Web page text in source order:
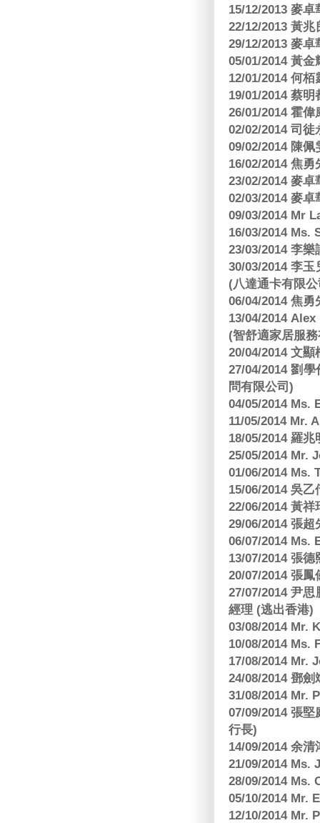
15/12/2013 麥
22/12/2013 黃
29/12/2013 麥
05/01/2014 黃
12/01/2014 何
19/01/2014 蔡
26/01/2014 霍
02/02/2014 司
09/02/2014 陳
16/02/2014 焦
23/02/2014 麥
02/03/2014 麥
09/03/2014 Mr
16/03/2014 Ms.
23/03/2014 李
30/03/2014 李
(八達通卡有限
06/04/2014 焦
13/04/2014
(智舒適家居服
20/04/2014 文
27/04/2014 劉
問有限公司)
04/05/2014 Ms.
11/05/2014 Mr.
18/05/2014 羅
25/05/2014 Mr.
01/06/2014 Ms.
15/06/2014 吳
22/06/2014 黃
29/06/2014 張
06/07/2014 Ms.
13/07/2014 張
20/07/2014 張
27/07/2014 尹
經理 (逃出香港)
03/08/2014 Mr.
10/08/2014 Ms.
17/08/2014 Mr.
24/08/2014 鄧
31/08/2014 Mr.
07/09/2014 張
行長)
14/09/2014 余
21/09/2014 Ms.
28/09/2014 Ms.
05/10/2014 Mr.
12/10/2014 Mr.